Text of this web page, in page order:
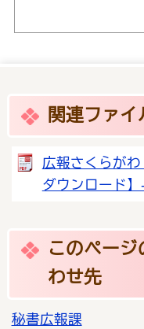
関連ファ
広報さくらが
ダウンロード
このペー
わせ先
秘書広報課